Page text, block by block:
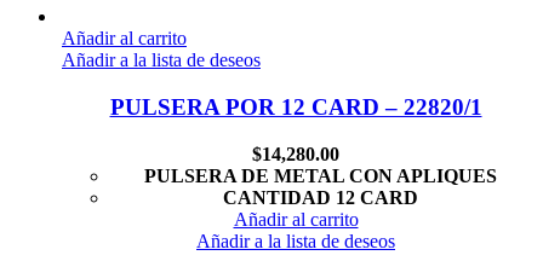
Añadir al carrito
Añadir a la lista de deseos
PULSERA POR 12 CARD – 22820/1
$14,280.00
PULSERA DE METAL CON APLIQUES
CANTIDAD 12 CARD
Añadir al carrito
Añadir a la lista de deseos